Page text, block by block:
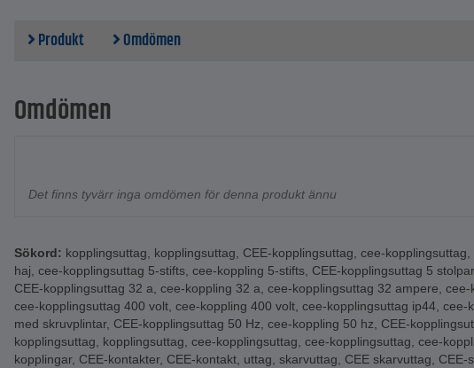
Produkt Omdömen
Omdömen
Det finns tyvärr inga omdömen för denna produkt ännu
Sökord: kopplingsuttag kopplingsuttag CEE-kopplingsuttag cee-kopplingsuttag
haj cee-kopplingsuttag 5-stifts cee-koppling 5-stifts CEE-kopplingsuttag 5 stolpar
CEE-kopplingsuttag 32 a cee-koppling 32 a cee-kopplingsuttag 32 ampere cee-
cee-kopplingsuttag 400 volt cee-koppling 400 volt cee-kopplingsuttag ip44 cee-
med skruvplintar, CEE-kopplingsuttag 50 Hz cee-koppling 50 hz CEE-
kopplingsuttag
kopplingsuttag cee-kopplingsuttag cee-kopplingsuttag cee-
kopplingar, CEE-kontakter, CEE-kontakt uttag skarvuttag CEE skarvuttag CEE-